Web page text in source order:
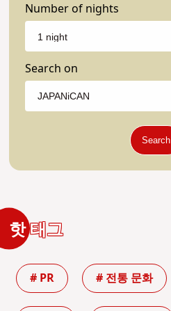
Number of nights
Search on
Search
핫 태그
# PR # 전통 문화